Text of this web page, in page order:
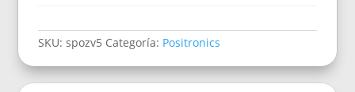
SKU:spozv5 Categoría: Positronics